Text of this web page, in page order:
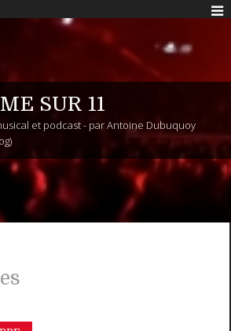
SUR 11
et podcast - par Antoine Dubuquoy